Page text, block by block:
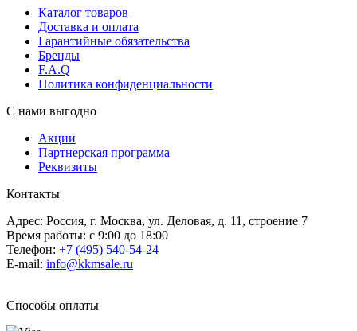
Каталог товаров
Доставка и оплата
Гарантийные обязательства
Бренды
F.A.Q
Политика конфиденциальности
С нами выгодно
Акции
Партнерская программа
Реквизиты
Контакты
Адрес: Россия, г. Москва, ул. Деловая, д. 11, строение 7
Время работы: с 9:00 до 18:00
Телефон: +7 (495) 540-54-24
E-mail: info@kkmsale.ru
Способы оплаты